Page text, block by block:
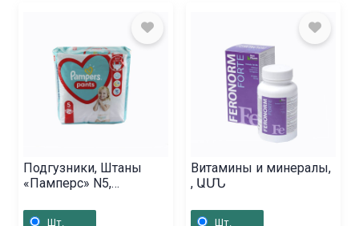
Подгузники, Штаны
«Памперс» N5,
Шт.
Витамины и минералы,
, ԱՄՆ
Шт.